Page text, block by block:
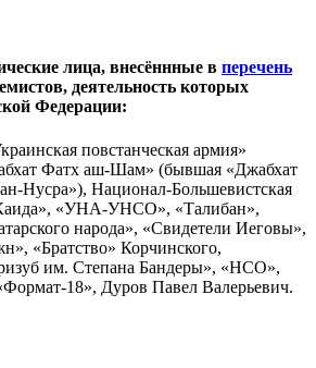
лица, внесённные в перечень
деятельность которых
Федерации:
повстанческая армия»
Фатх аш-Шам» (бывшая «Джабхат
Нусра»), Национал-Большевистская
«УНА-УНСО», «Талибан»,
народа», «Свидетели Иеговы»,
«Братство» Корчинского,
им. Степана Бандеры», «НСО»,
18», Дуров Павел Валерьевич.